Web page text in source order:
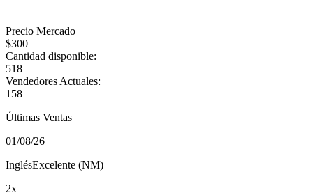
Precio Mercado
$300
Cantidad disponible:
518
Vendedores Actuales:
158
Últimas Ventas
01/08/26
InglésExcelente (NM)
2x